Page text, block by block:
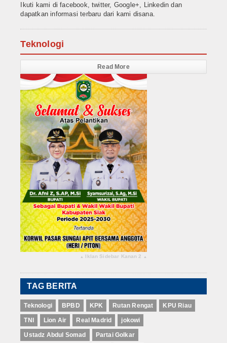
Ikuti kami di facebook, twitter, Google+, Linkedin dan
dapatkan informasi terbaru dari kami disana.
Teknologi
Read More
▴ Iklan Sidebar Kanan 2 ▴
TAG BERITA
Teknologi BPBD KPK Rutan Rengat KPU Riau
TNI Lion Air Real Madrid jokowi
Ustadz Abdul Somad Partai Golkar